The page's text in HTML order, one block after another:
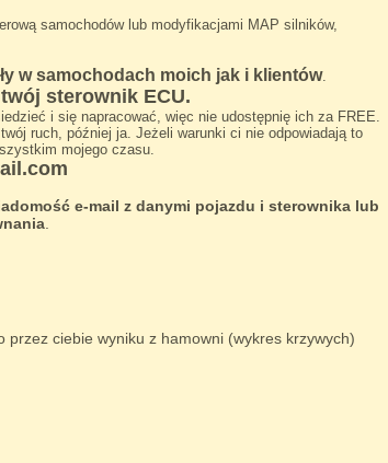
samochodów lub modyfikacjami MAP silników,
w samochodach moich jak i klientów.
sterownik ECU.
i się napracować, więc nie udostępnię ich za FREE.
ruch, później ja. Jeżeli warunki ci nie odpowiadają to
mojego czasu.
e-mail z danymi pojazdu i sterownika lub
.
ciebie wyniku z hamowni (wykres krzywych)